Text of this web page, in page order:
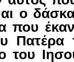
ο
που
του